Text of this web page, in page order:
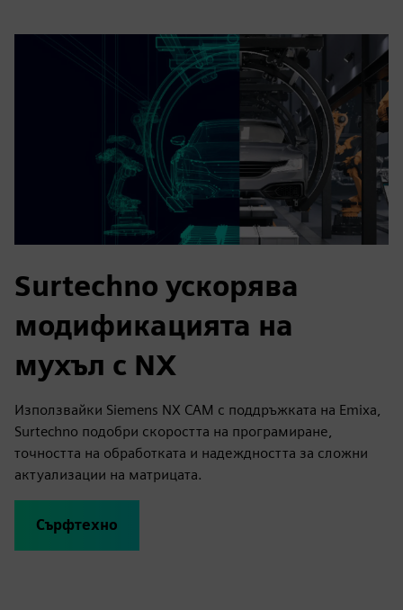
Surtechno ускорява
модификацията на
мухъл с NX
Използвайки Siemens NX CAM с поддръжката на Emixa,
Surtechno подобри скоростта на програмиране,
точността на обработката и надеждността за сложни
актуализации на матрицата.
Сърфтехно